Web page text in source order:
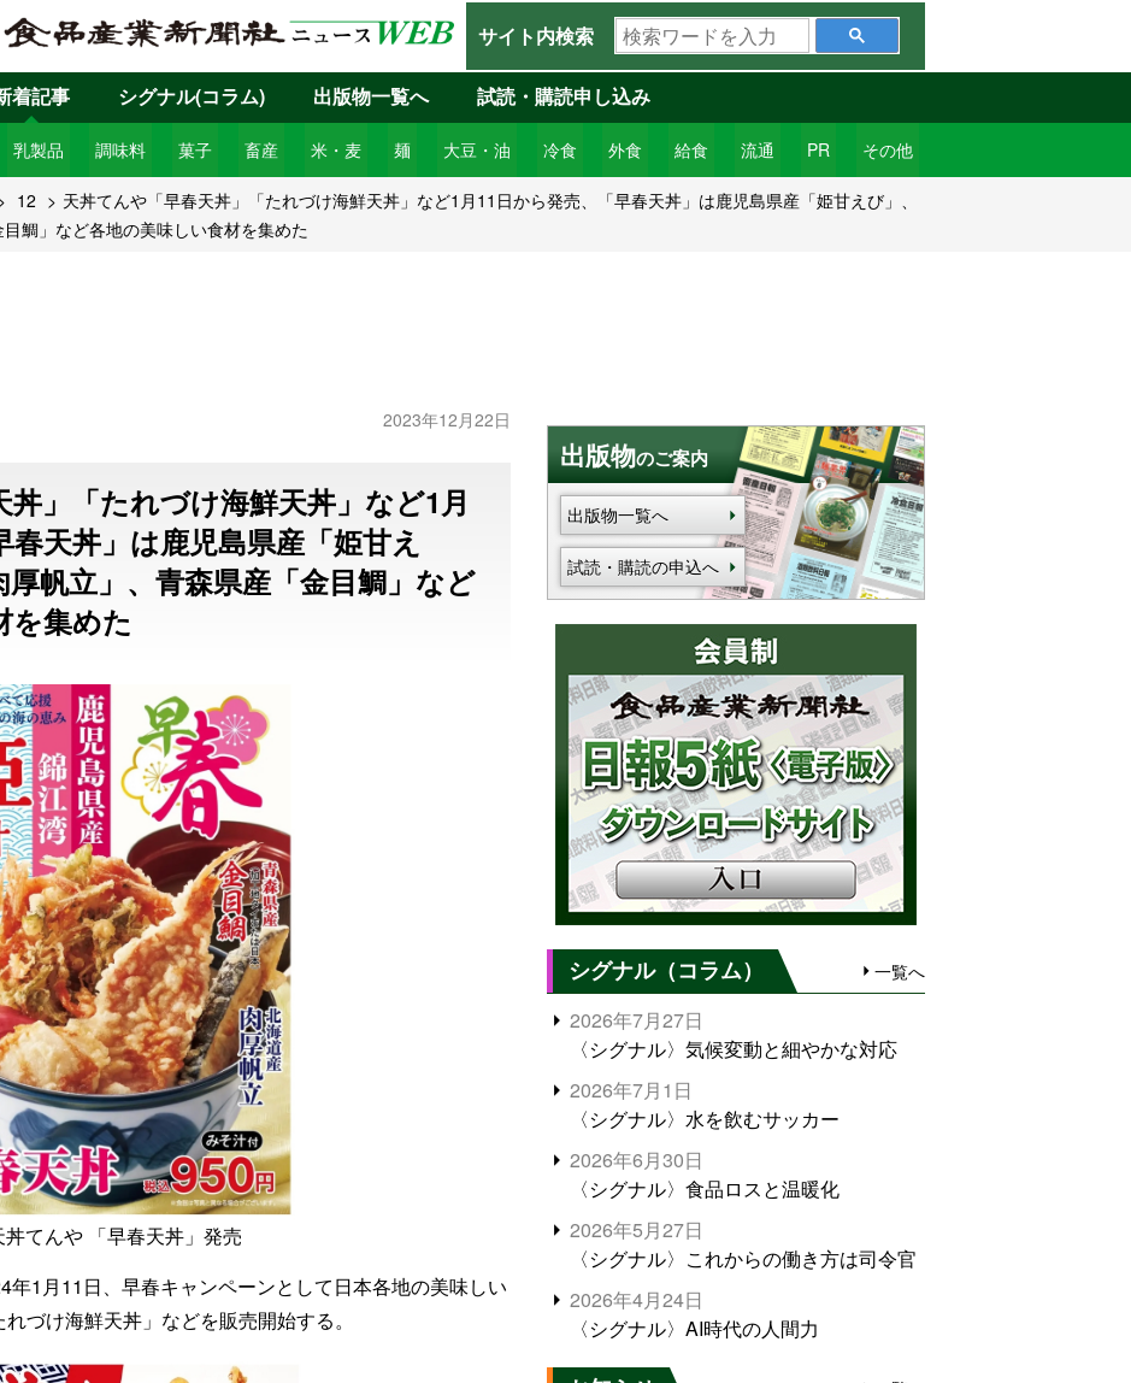
サイト内検索
検
索
ワ
ー
ド
を
入
着記事
乳製品 調味料 菓子 畜産 米・麦 麺 大豆・油 冷食 外食 給食 流通 PR その他
シグナル(コラム) 出版物一覧へ 試読・購読申し込み
12
天丼てんや「早春天丼」「たれづけ海鮮天丼」など1月11日から発売、「早春天丼」は鹿児島県産「姫甘えび」、
鯛」など各地の美味しい食材を集めた
2023年12月22日
」「たれづけ海鮮天丼」など1月
天丼」は鹿児島県産「姫甘え
帆立」、青森県産「金目鯛」など
を集めた
丼てんや 「早春天丼」発売
年1月11日、早春キャンペーンとして日本各地の美味しい
づけ海鮮天丼」などを販売開始する。
出版物のご案内
出版物一覧へ
試読・購読の申込へ
シグナル（コラム） 一覧へ
2026年7月27日
〈シグナル〉気候変動と細やかな対応
2026年7月1日
〈シグナル〉水を飲むサッカー
2026年6月30日
〈シグナル〉食品ロスと温暖化
2026年5月27日
〈シグナル〉これからの働き方は司令官
2026年4月24日
〈シグナル〉AI時代の人間力